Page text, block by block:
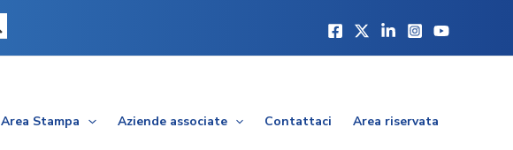
Area Stampa Aziende associate Contattaci Area riservata